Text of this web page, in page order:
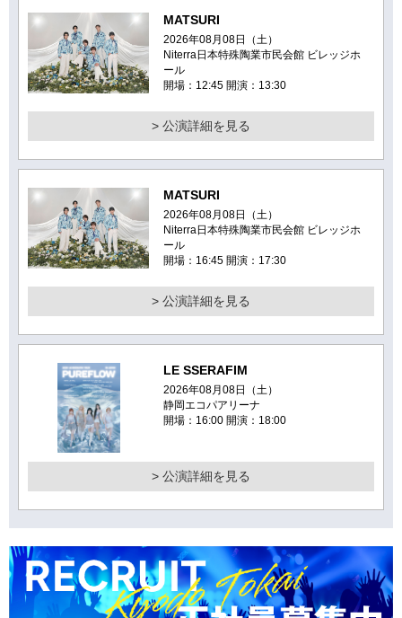
MATSURI
2026年08月08日（土）
Niterra日本特殊陶業市民会館 ビレッジホ
ール
開場：12:45 開演：13:30
> 公演詳細を見る
MATSURI
2026年08月08日（土）
Niterra日本特殊陶業市民会館 ビレッジホ
ール
開場：16:45 開演：17:30
> 公演詳細を見る
LE SSERAFIM
2026年08月08日（土）
静岡エコパアリーナ
開場：16:00 開演：18:00
> 公演詳細を見る